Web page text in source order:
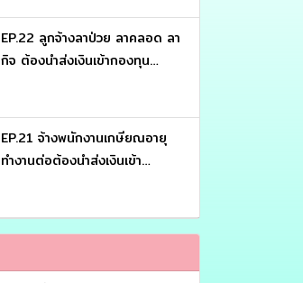
EP.22 ลูกจ้างลาป่วย ลาคลอด ลา
กิจ ต้องนำส่งเงินเข้ากองทุน
EP.21 จ้างพนักงานเกษียณอายุ
ทำงานต่อต้องนำส่งเงินเข้า